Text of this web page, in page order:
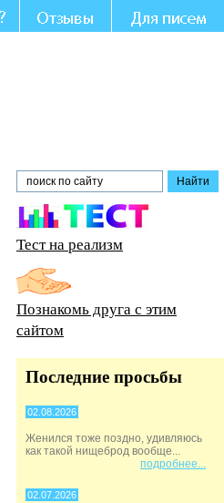
Тест на реализм
Познакомь друга с этим
сайтом
Последние просьбы
02.08.2026
Женился тоже поздно, удивляюсь
как такой нищеброд вообще...
подробнее...
02.07.2026